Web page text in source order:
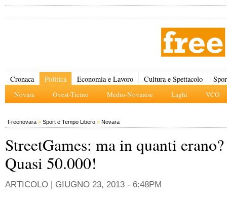
Cronaca Politica
Novara Ovest-Ticino Medio-Novarese Laghi VCO
Economia e Lavoro Cultura e Spettacolo
Freenovara » Sport e Tempo Libero » Novara
StreetGames: ma in quanti erano?
Quasi 50.000!
ARTICOLO | GIUGNO 23, 2013 - 6:48PM